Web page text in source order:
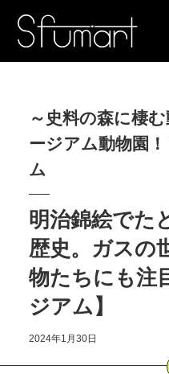
NEWS
～史料の森に棲
ージアム動物園
ム
明治錦絵でた
歴史。ガスの
物たちにも注
ジアム】
2024年1月30日